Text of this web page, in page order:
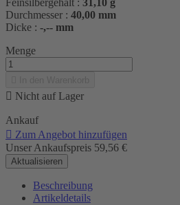
Feinsilbergehalt : 31,10 g
Durchmesser : 40,00 mm
Dicke : -,-- mm
Menge
 Nicht auf Lager
Ankauf
 Zum Angebot hinzufügen
Unser Ankaufspreis 59,56 €
Beschreibung
Artikeldetails